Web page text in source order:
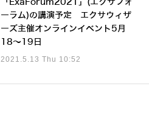
「ExaForum2021」(エクサフォ
ーラム)の講演予定 エクサウィザ
ーズ主催オンラインイベント5月
18～19日
2021.5.13 Thu 10:52